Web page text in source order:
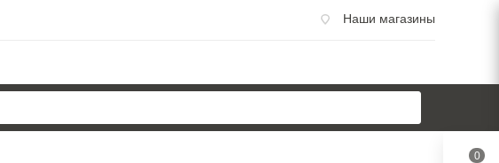
Наши магазины
0